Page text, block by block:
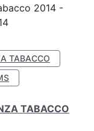
2014 -
TABACCO
TABACCO